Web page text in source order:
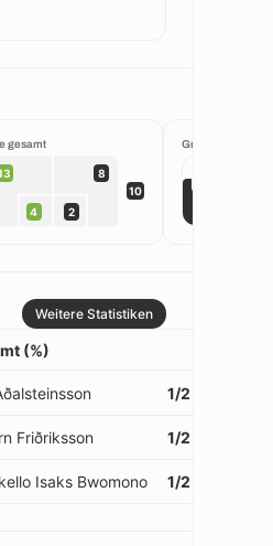
gesamt
8
4 2
10
Großchancen
Weitere Statistiken
(%)
1/2
Friðriksson 1/2
Isaks Bwomono 1/2